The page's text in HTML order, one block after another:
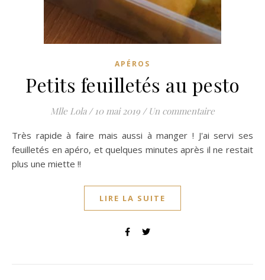
APÉROS
Petits feuilletés au pesto
Mlle Lola / 10 mai 2019 / Un commentaire
Très rapide à faire mais aussi à manger ! J'ai servi ses
feuilletés en apéro, et quelques minutes après il ne restait
plus une miette !!
LIRE LA SUITE